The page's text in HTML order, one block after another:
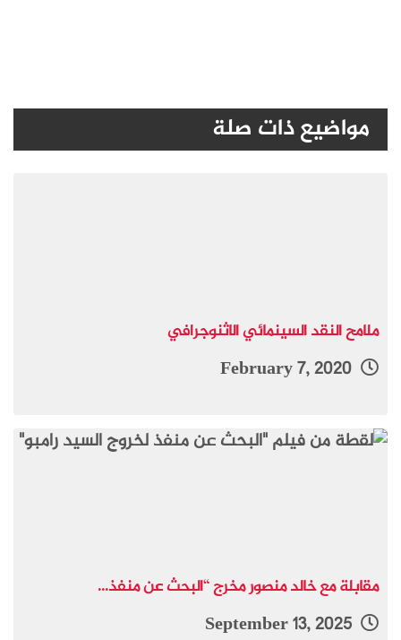
مواضيع ذات صلة
ملامح النقد السينمائي الاثنوجرافي
مقابلة مع خالد منصور مخرج “البحث عن منفذ...